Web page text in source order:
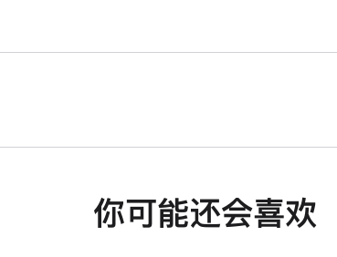
你可能还会喜欢